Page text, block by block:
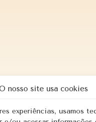
nosso site usa cookies
experiências, usamos